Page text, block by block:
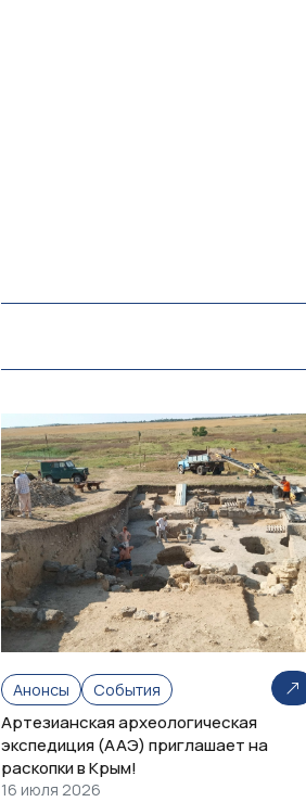
Анонсы События
Артезианская археологическая
экспедиция (ААЭ) приглашает на
раскопки в Крым!
16 июля 2026